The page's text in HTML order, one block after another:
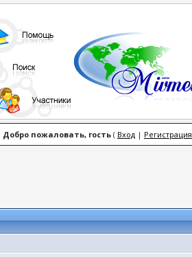
Добро пожаловать, гость( Вход| Регистрация